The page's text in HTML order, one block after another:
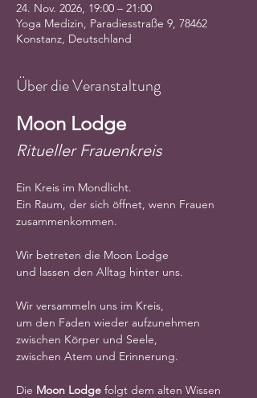
24. Nov. 2026, 19:00 – 21:00
Yoga Medizin, Paradiesstraße 9, 78462
Konstanz, Deutschland
Über die Veranstaltung
Moon Lodge
Ritueller Frauenkreis
Ein Kreis im Mondlicht.
Ein Raum, der sich öffnet, wenn Frauen
zusammenkommen.
Wir betreten die Moon Lodge
und lassen den Alltag hinter uns.
Wir versammeln uns im Kreis,
um den Faden wieder aufzunehmen
zwischen Körper und Seele,
zwischen Atem und Erinnerung.
Die Moon Lodge folgt dem alten Wissen